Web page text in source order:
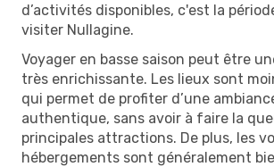
d’activités disponibles, c'est la
visiter Nullagine.
Voyager en basse saison peut être
très enrichissante. Les lieux sont
qui permet de profiter d’une
authentique, sans avoir à faire la
principales attractions. De plus, les
hébergements sont généralement